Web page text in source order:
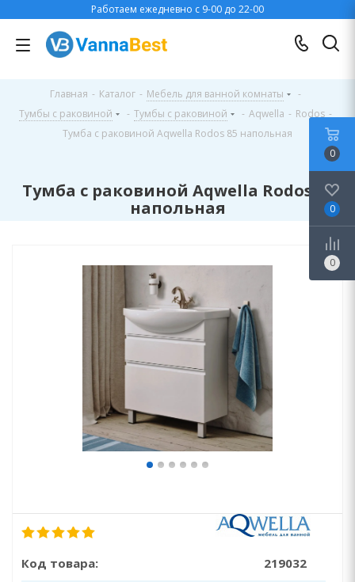
Работаем ежедневно с 9-00 до 22-00
Главная - Каталог - Мебель для ванной комнаты
-
Тумбы с раковиной
- Тумбы с раковиной - Aqwella - Rodos -
Тумба с раковиной Aqwella Rodos 85 напольная
Тумба с раковиной Aqwella Rodos 85
напольная
Код товара: 219032
0
0
0